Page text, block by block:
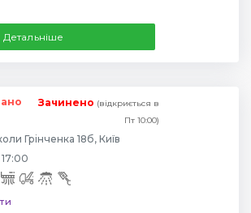
Детальніше
Зачинено (відкриється в
Пт 10:00)
Грінченка 18б, Київ